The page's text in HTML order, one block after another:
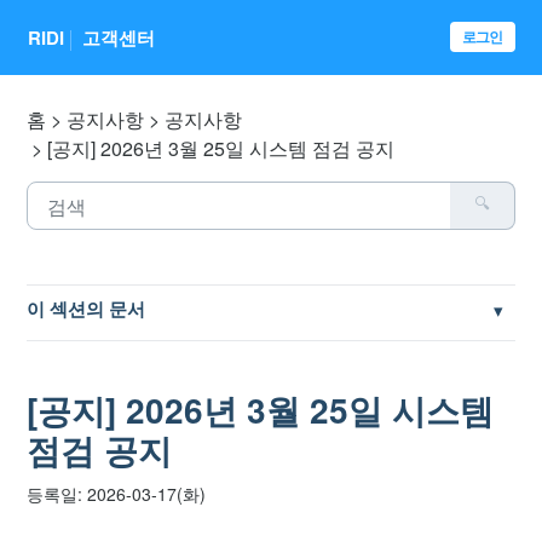
RIDI 고객센터 로그인
홈 공지사항
공지사항
[공지] 2026년 3월 25일 시스템 점검 공지
이 섹션의 문서
[안내] 안전한 계정 관리를 위한 2단계 인증 설정
[공지] 페이퍼 프로 및 리디페이퍼3 AS 수리 종료 안내
[공지] 2026년 3월 25일 시스템
점검 공지
등록일: 2026-03-17(화)